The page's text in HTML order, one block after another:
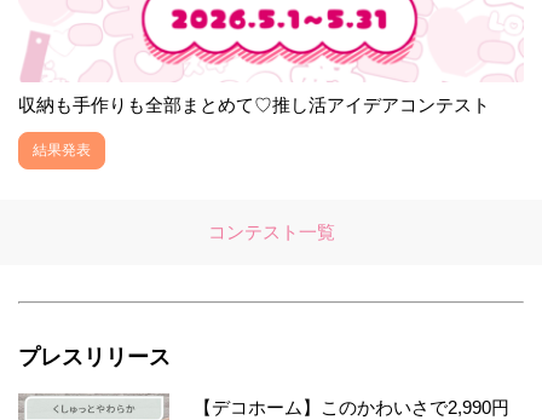
収納も手作りも全部まとめて♡推し活アイデアコンテスト
結果発表
コンテスト一覧
プレスリリース
【デコホーム】このかわいさで2,990円